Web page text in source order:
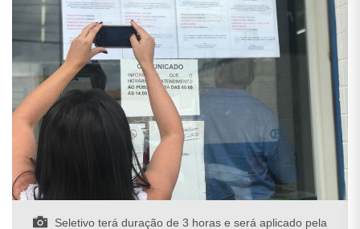
Seletivo terá duração de 3 horas e será aplicado pela